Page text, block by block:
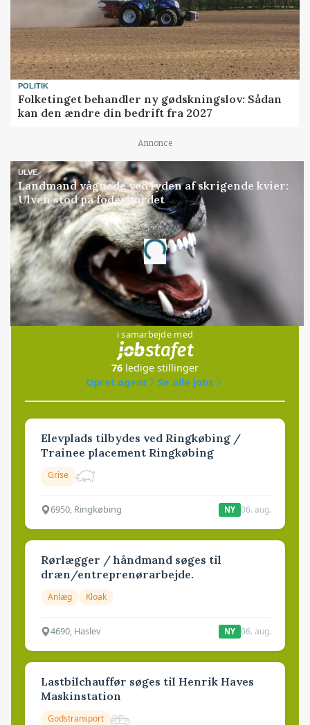
POLITIK
Folketinget behandler ny gødskningslov: Sådan
kan den ændre din bedrift fra 2027
Annonce
ULVE
Landmand vågnede ved lyden af skrigende kvier:
Ulven stod på foderbordet
Annonce
Loading...
Jobs
i samarbejde med
76 ledige stillinger
Opret agent
Se alle jobs
Elevplads tilbydes ved Ringkøbing /
Trainee placement Ringkøbing
Grise
6950, Ringkøbing NY 06. aug.
Rørlægger / håndmand søges til
dræn/entreprenørarbejde.
Anlæg Kloak
4690, Haslev NY 06. aug.
Lastbilchauffør søges til Henrik Haves
Maskinstation
Godstransport